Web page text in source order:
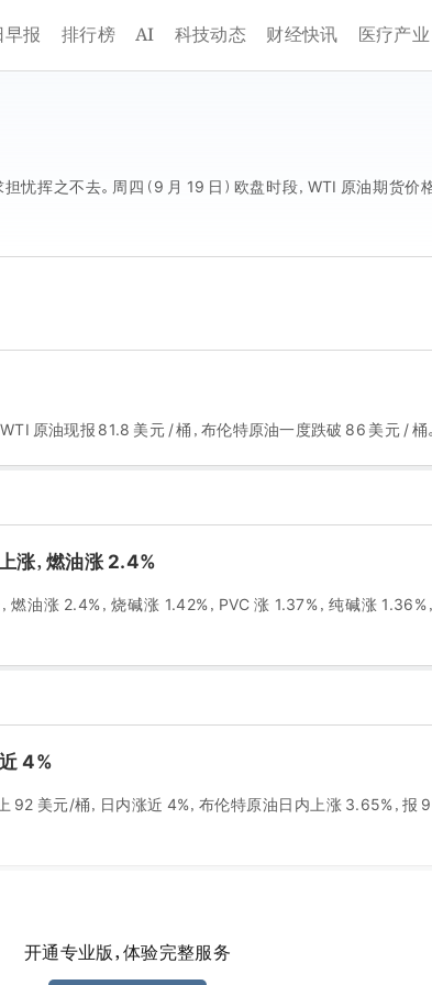
早报 排行榜 AI 科技动态 财经快讯 医疗产业
忧挥之不去。周四（9 月 19 日）欧盘时段，WTI 原油期货价
原油现报 81.8 美元 / 桶，布伦特原油一度跌破 86 美元 / 桶。
涨，燃油涨 2.4%
油涨 2.4%，烧碱涨 1.42%，PVC 涨 1.37%，纯碱涨 1.36%
4%
92 美元/桶，日内涨近 4%，布伦特原油日内上涨 3.65%，报
跌幅再度扩大至 18%
开通专业版，体验完整服务